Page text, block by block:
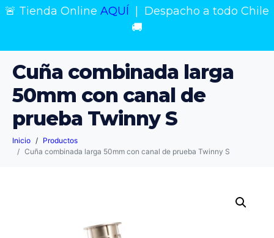
🚨 Tienda Online AQUÍ
Despacho a todo Chile
🚚
Cuña combinada larga
50mm con canal de
prueba Twinny S
Inicio
Productos
Cuña combinada larga 50mm con canal de prueba Twinny S